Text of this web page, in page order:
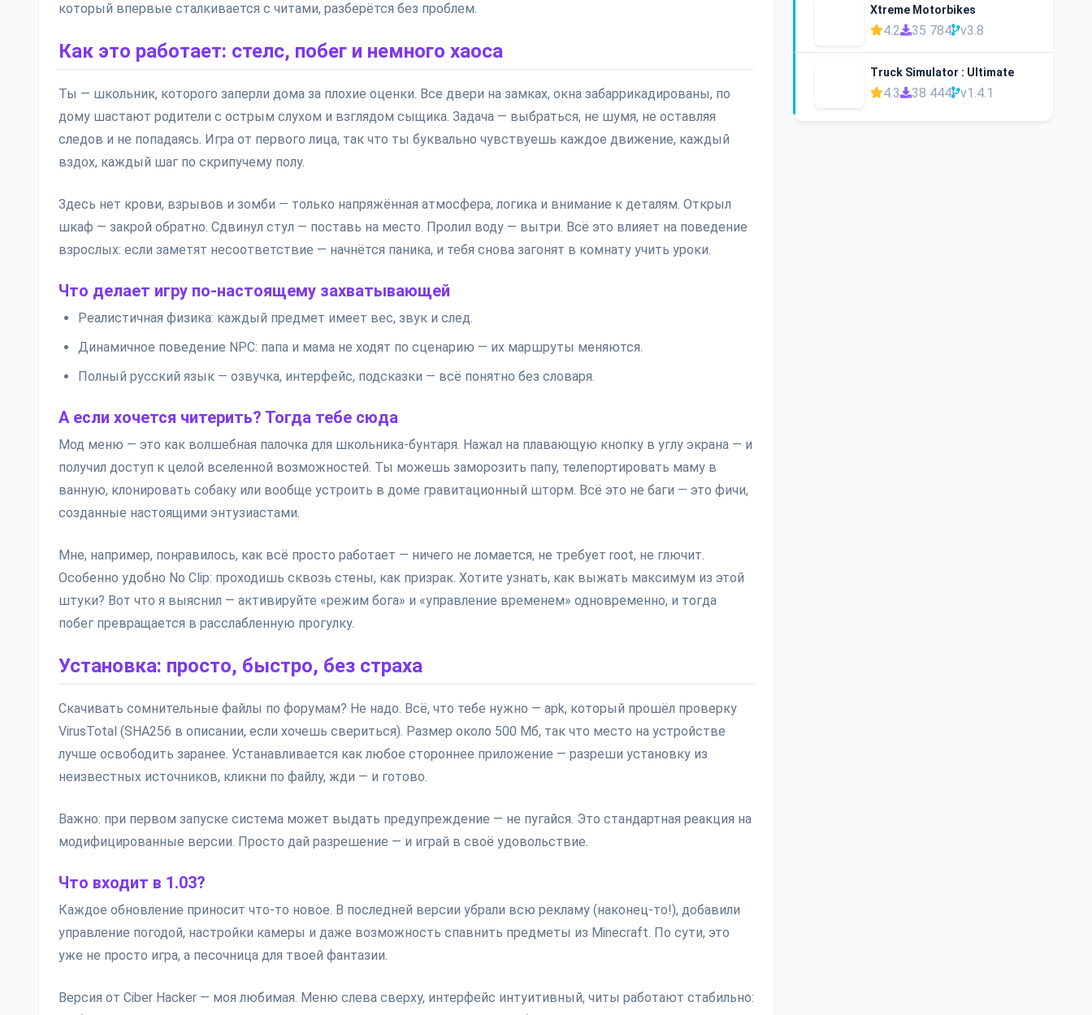
который впервые сталкивается с читами, разберётся без проблем.
Как это работает: стелс, побег и немного хаоса
Ты — школьник, которого заперли дома за плохие оценки. Все двери на замках, окна забаррикадированы, по
дому шастают родители с острым слухом и взглядом сыщика. Задача — выбраться, не шумя, не оставляя
следов и не попадаясь. Игра от первого лица, так что ты буквально чувствуешь каждое движение, каждый
вздох, каждый шаг по скрипучему полу.
Здесь нет крови, взрывов и зомби — только напряжённая атмосфера, логика и внимание к деталям. Открыл
шкаф — закрой обратно. Сдвинул стул — поставь на место. Пролил воду — вытри. Всё это влияет на поведение
взрослых: если заметят несоответствие — начнётся паника, и тебя снова загонят в комнату учить уроки.
Что делает игру по-настоящему захватывающей
Реалистичная физика: каждый предмет имеет вес, звук и след.
Динамичное поведение NPC: папа и мама не ходят по сценарию — их маршруты меняются.
Полный русский язык — озвучка, интерфейс, подсказки — всё понятно без словаря.
А если хочется читерить? Тогда тебе сюда
Мод меню — это как волшебная палочка для школьника-бунтаря. Нажал на плавающую кнопку в углу экрана — и
получил доступ к целой вселенной возможностей. Ты можешь заморозить папу, телепортировать маму в
ванную, клонировать собаку или вообще устроить в доме гравитационный шторм. Всё это не баги — это фичи,
созданные настоящими энтузиастами.
Мне, например, понравилось, как всё просто работает — ничего не ломается, не требует root, не глючит.
Особенно удобно No Clip: проходишь сквозь стены, как призрак. Хотите узнать, как выжать максимум из этой
штуки? Вот что я выяснил — активируйте «режим бога» и «управление временем» одновременно, и тогда
побег превращается в расслабленную прогулку.
Установка: просто, быстро, без страха
Скачивать сомнительные файлы по форумам? Не надо. Всё, что тебе нужно — apk, который прошёл проверку
VirusTotal (SHA256 в описании, если хочешь свериться). Размер около 500 Мб, так что место на устройстве
лучше освободить заранее. Устанавливается как любое стороннее приложение — разреши установку из
неизвестных источников, кликни по файлу, жди — и готово.
Важно: при первом запуске система может выдать предупреждение — не пугайся. Это стандартная реакция на
модифицированные версии. Просто дай разрешение — и играй в своё удовольствие.
Что входит в 1.03?
Каждое обновление приносит что-то новое. В последней версии убрали всю рекламу (наконец-то!), добавили
управление погодой, настройки камеры и даже возможность спавнить предметы из Minecraft. По сути, это
уже не просто игра, а песочница для твоей фантазии.
Версия от Ciber Hacker — моя любимая. Меню слева сверху, интерфейс интуитивный, читы работают стабильно:
Xtreme Motorbikes
4.2 35 784 v3.8
Truck Simulator : Ultimate
4.3 38 444 v1.4.1